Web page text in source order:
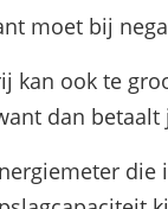
moet bij
kan ook te
dan